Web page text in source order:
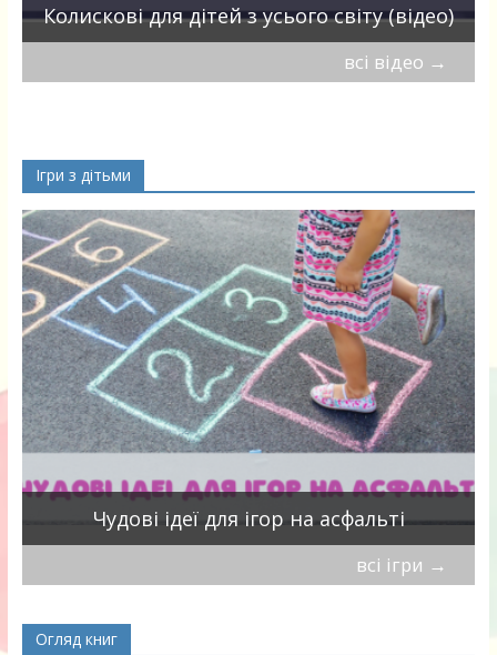
Колискові для дітей з усього світу (відео)
всі відео →
Ігри з дітьми
Чудові ідеї для ігор на асфальті
всі ігри →
Огляд книг